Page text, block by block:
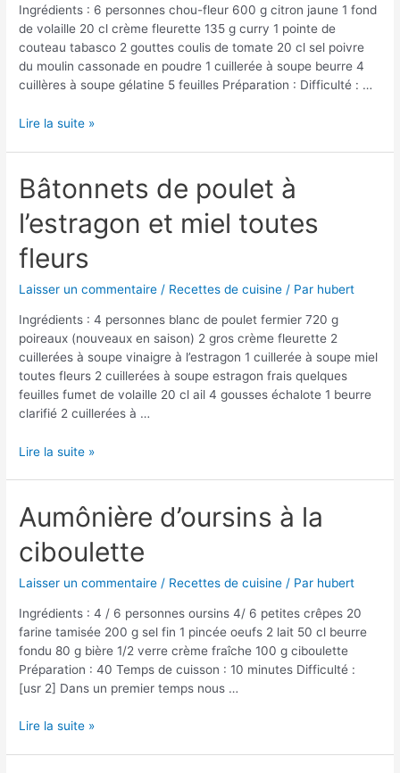
Ingrédients : 6 personnes chou-fleur 600 g citron jaune 1 fond
de volaille 20 cl crème fleurette 135 g curry 1 pointe de
couteau tabasco 2 gouttes coulis de tomate 20 cl sel poivre
du moulin cassonade en poudre 1 cuillerée à soupe beurre 4
cuillères à soupe gélatine 5 feuilles Préparation : Difficulté : …
Aspic
fleur,
caramélisé,
coulis
de
tomates
Lire la suite »
Bâtonnets de poulet à
l’estragon et miel toutes
fleurs
Laisser un commentaire / Recettes de cuisine / Par hubert
Ingrédients : 4 personnes blanc de poulet fermier 720 g
poireaux (nouveaux en saison) 2 gros crème fleurette 2
cuillerées à soupe vinaigre à l’estragon 1 cuillerée à soupe miel
toutes fleurs 2 cuillerées à soupe estragon frais quelques
feuilles fumet de volaille 20 cl ail 4 gousses échalote 1 beurre
clarifié 2 cuillerées à …
Bâtonnets
à
l’estragon
et
miel
toutes
Lire la suite »
Aumônière d’oursins à la
ciboulette
Laisser un commentaire / Recettes de cuisine / Par hubert
Ingrédients : 4 / 6 personnes oursins 4/ 6 petites crêpes 20
farine tamisée 200 g sel fin 1 pincée oeufs 2 lait 50 cl beurre
fondu 80 g bière 1/2 verre crème fraîche 100 g ciboulette
Préparation : 40 Temps de cuisson : 10 minutes Difficulté :
[usr 2] Dans un premier temps nous …
Aumônière
Lire la suite »